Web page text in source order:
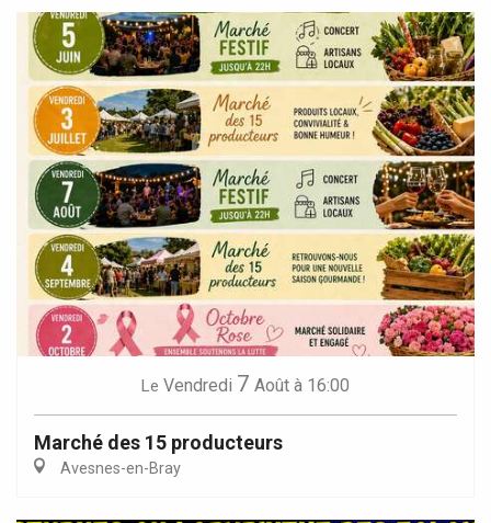
Le Vendredi 7 Août à 16:00
Marché des 15 producteurs
Avesnes-en-Bray